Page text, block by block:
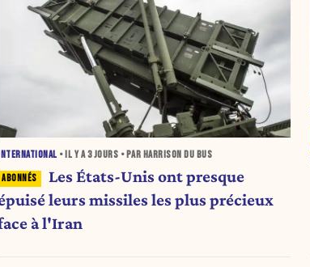
• IL Y A3 JOURS • PAR HARRISON DU BUS
Les États-Unis ont presque
leurs missiles les plus précieux
à l'Iran